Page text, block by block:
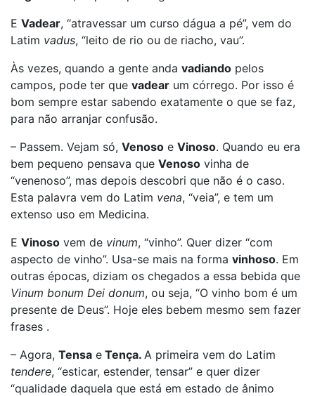
E Vadear, “atravessar um curso dágua a pé”, vem do
Latim vadus, “leito de rio ou de riacho, vau”.
Às vezes, quando a gente anda vadiando pelos
campos, pode ter que vadear um córrego. Por isso é
bom sempre estar sabendo exatamente o que se faz,
para não arranjar confusão.
– Passem. Vejam só, Venoso e Vinoso. Quando eu era
bem pequeno pensava que Venoso vinha de
“venenoso”, mas depois descobri que não é o caso.
Esta palavra vem do Latim vena, “veia”, e tem um
extenso uso em Medicina.
E Vinoso vem de vinum, “vinho”. Quer dizer “com
aspecto de vinho”. Usa-se mais na forma vinhoso. Em
outras épocas, diziam os chegados a essa bebida que
Vinum bonum Dei donum, ou seja, “O vinho bom é um
presente de Deus”. Hoje eles bebem mesmo sem fazer
frases .
– Agora, Tensa e Tença. A primeira vem do Latim
tendere, “esticar, estender, tensar” e quer dizer
“qualidade daquela que está em estado de ânimo